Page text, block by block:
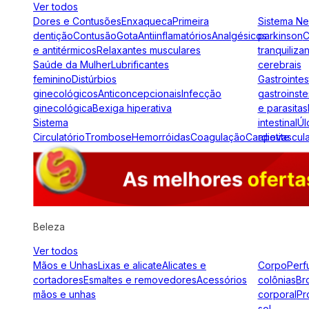
Ver todos
Dores e ContusõesEnxaquecaPrimeira
dentiçãoContusãoGotaAntiinflamatóriosAnalgésicos
e antitérmicosRelaxantes musculares
Saúde da MulherLubrificantes
femininoDistúrbios
ginecológicosAnticoncepcionaisInfecção
ginecológicaBexiga hiperativa
Sistema
CirculatórioTromboseHemorróidasCoagulação
Sistema
parkinson
cerebrais
e parasitas
intestinal
apetite
Beleza
Ver todos
Mãos e UnhasLixas e alicateAlicates e
cortadoresEsmaltes e removedoresAcessórios
mãos e unhas
Corpo
colônias
corporal